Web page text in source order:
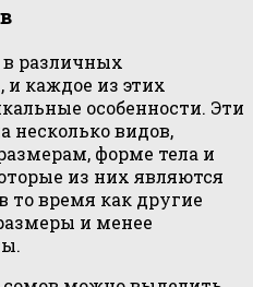
различных
и каждое из этих
особенности. Эти
видов,
форме тела и
из них являются
время как другие
и менее